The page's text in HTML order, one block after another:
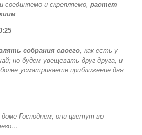
соединяемо и скрепляемо, растет
.
собрания своего, как есть у
но будем увещевать друг друга, и
усматриваете приближение дня
доме Господнем, они цветут во